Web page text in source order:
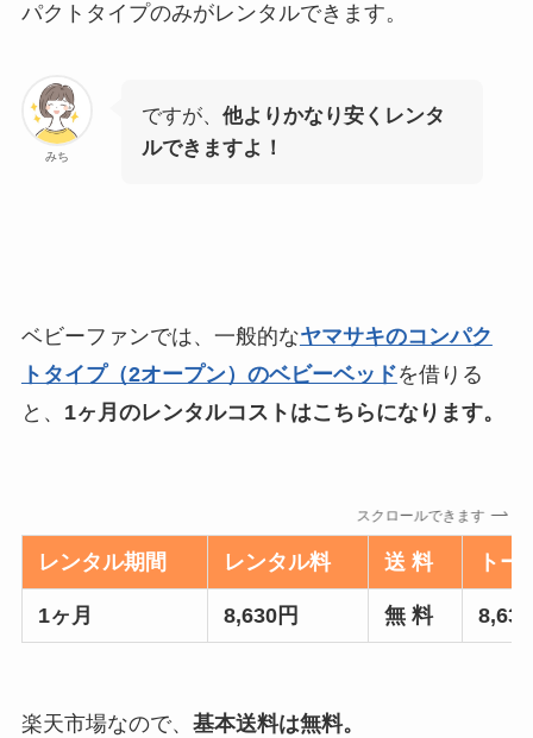
パクトタイプのみがレンタルできます。
みち
ですが、 他よりかなり安くレンタ
ルできますよ！
ベビーファンでは、一般的なヤマサキのコンパク
トタイプ（2オープン）のベビーベッドを借りる
と、 1ヶ月のレンタルコストはこちらになります。
スクロールできます
レンタル期間 レンタル料 送 料 トー
1ヶ月 8,630円 無 料
楽天市場なので、 基本送料は無料。